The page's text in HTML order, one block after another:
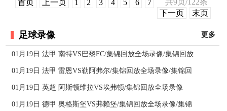
共9页/122条
首页 上一页 1 2 3 4 5 6
7
下一页
末页
足球录像 更多
01月19日 法甲 南特VS巴黎FC/集锦回放全场录像/集锦回放
01月19日 法甲 雷恩VS勒阿弗尔/集锦回放全场录像/集锦回
01月19日 英超 阿斯顿维拉VS埃弗顿/集锦回放全场录像
01月19日 德甲 奥格斯堡VS弗赖堡/集锦回放全场录像/集锦